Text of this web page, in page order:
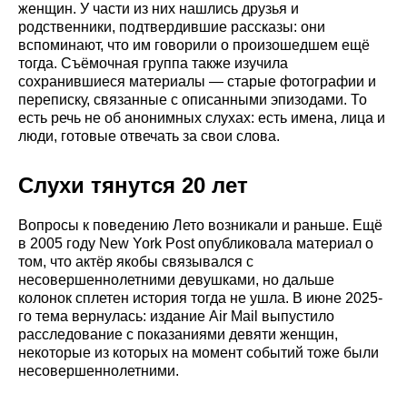
женщин. У части из них нашлись друзья и
родственники, подтвердившие рассказы: они
вспоминают, что им говорили о произошедшем ещё
тогда. Съёмочная группа также изучила
сохранившиеся материалы — старые фотографии и
переписку, связанные с описанными эпизодами. То
есть речь не об анонимных слухах: есть имена, лица и
люди, готовые отвечать за свои слова.
Слухи тянутся 20 лет
Вопросы к поведению Лето возникали и раньше. Ещё
в 2005 году New York Post опубликовала материал о
том, что актёр якобы связывался с
несовершеннолетними девушками, но дальше
колонок сплетен история тогда не ушла. В июне 2025-
го тема вернулась: издание Air Mail выпустило
расследование с показаниями девяти женщин,
некоторые из которых на момент событий тоже были
несовершеннолетними.